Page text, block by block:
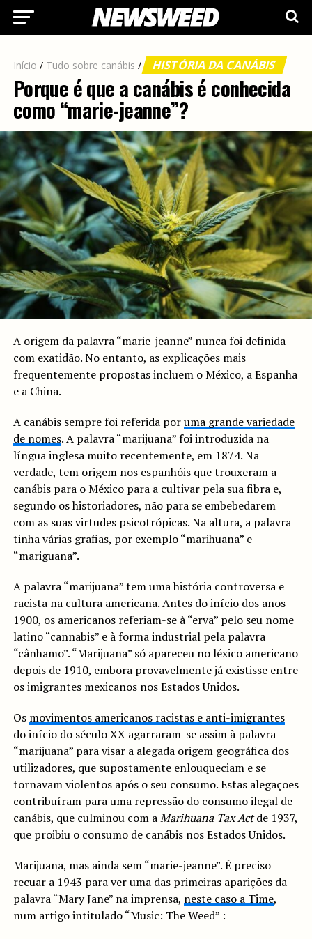
Início / Tudo sobre canábis / HISTÓRIA DA CANÁBIS
Porque é que a canábis é conhecida
como “marie-jeanne”?
A origem da palavra “marie-jeanne” nunca foi definida
com exatidão. No entanto, as explicações mais
frequentemente propostas incluem o México, a Espanha
e a China.
A canábis sempre foi referida poruma grande variedade
de nomes. A palavra “marijuana” foi introduzida na
língua inglesa muito recentemente, em 1874. Na
verdade, tem origem nos espanhóis que trouxeram a
canábis para o México para a cultivar pela sua fibra e,
segundo os historiadores, não para se embebedarem
com as suas virtudes psicotrópicas. Na altura, a palavra
tinha várias grafias, por exemplo “marihuana” e
“mariguana”.
A palavra “marijuana” tem uma história controversa e
racista na cultura americana. Antes do início dos anos
1900, os americanos referiam-se à “erva” pelo seu nome
latino “cannabis” e à forma industrial pela palavra
“cânhamo”. “Marijuana” só apareceu no léxico americano
depois de 1910, embora provavelmente já existisse entre
os imigrantes mexicanos nos Estados Unidos.
Os movimentos americanos racistas e anti-imigrantes
do início do século XX agarraram-se assim à palavra
“marijuana” para visar a alegada origem geográfica dos
utilizadores, que supostamente enlouqueciam e se
tornavam violentos após o seu consumo. Estas alegações
contribuíram para uma repressão do consumo ilegal de
canábis, que culminou com aMarihuana Tax Actde 1937,
que proibiu o consumo de canábis nos Estados Unidos.
Marijuana, mas ainda sem “marie-jeanne”. É preciso
recuar a 1943 para ver uma das primeiras aparições da
palavra “Mary Jane” na imprensa, neste caso a Time,
num artigo intitulado “Music: The Weed” :